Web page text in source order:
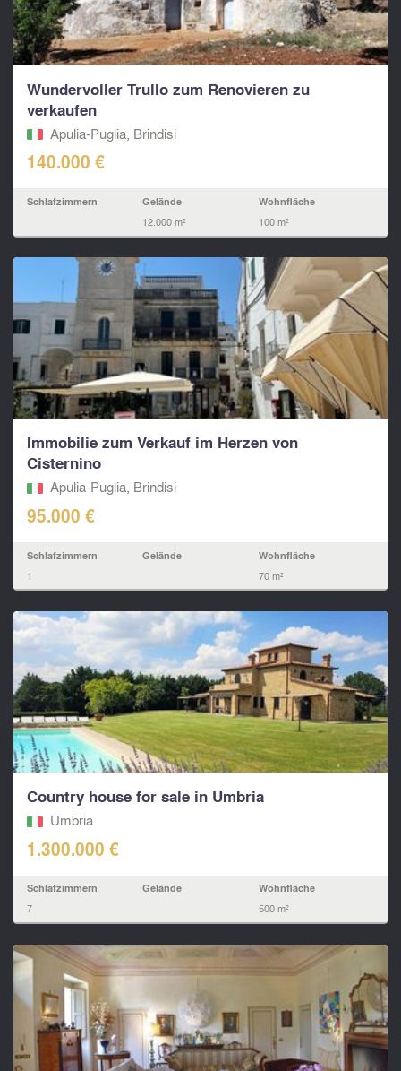
Wundervoller Trullo zum Renovieren zu
verkaufen
Apulia-Puglia, Brindisi
140.000 €
Schlafzimmern Gelände
12.000 m²
Wohnfläche
100 m²
Immobilie zum Verkauf im Herzen von
Cisternino
Apulia-Puglia, Brindisi
95.000 €
Schlafzimmern
1
Gelände Wohnfläche
70 m²
Country house for sale in Umbria
Umbria
1.300.000 €
Schlafzimmern
7
Gelände Wohnfläche
500 m²